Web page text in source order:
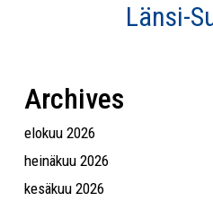
Suomi
Länsi-
Archives
elokuu 2026
heinäkuu 2026
kesäkuu 2026